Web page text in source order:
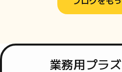
ています。地域の将来像やま
て直接お話を聞くことができ
緒しました。中野さんは、動
業務用プラ